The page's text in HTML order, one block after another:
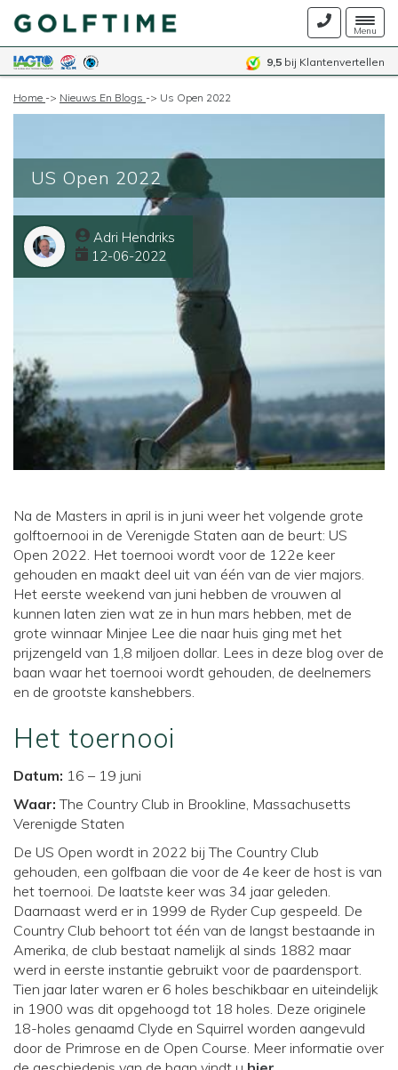
Menu
9,5 bij Klantenvertellen
Home -> Nieuws En Blogs -> Us Open 2022
US Open 2022
Adri Hendriks
12-06-2022
Na de Masters in april is in juni weer het volgende grote
golftoernooi in de Verenigde Staten aan de beurt: US
Open 2022. Het toernooi wordt voor de 122e keer
gehouden en maakt deel uit van één van de vier majors.
Het eerste weekend van juni hebben de vrouwen al
kunnen laten zien wat ze in hun mars hebben, met de
grote winnaar Minjee Lee die naar huis ging met het
prijzengeld van 1,8 miljoen dollar. Lees in deze blog over de
baan waar het toernooi wordt gehouden, de deelnemers
en de grootste kanshebbers.
Het toernooi
Datum: 16 – 19 juni
Waar: The Country Club in Brookline, Massachusetts
Verenigde Staten
De US Open wordt in 2022 bij The Country Club
gehouden, een golfbaan die voor de 4e keer de host is van
het toernooi. De laatste keer was 34 jaar geleden.
Daarnaast werd er in 1999 de Ryder Cup gespeeld. De
Country Club behoort tot één van de langst bestaande in
Amerika, de club bestaat namelijk al sinds 1882 maar
werd in eerste instantie gebruikt voor de paardensport.
Tien jaar later waren er 6 holes beschikbaar en uiteindelijk
in 1900 was dit opgehoogd tot 18 holes. Deze originele
18-holes genaamd Clyde en Squirrel worden aangevuld
door de Primrose en de Open Course. Meer informatie over